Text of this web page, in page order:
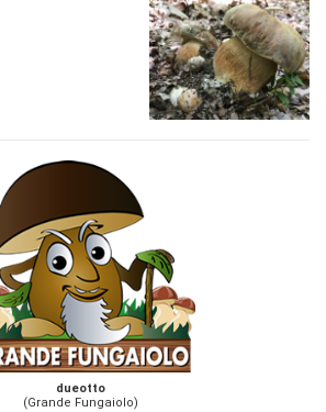
dueotto
(Grande Fungaiolo)